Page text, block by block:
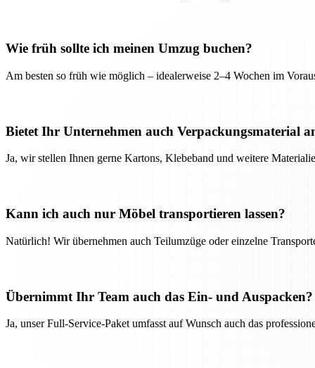
Wie früh sollte ich meinen Umzug buchen?
Am besten so früh wie möglich – idealerweise 2–4 Wochen im
Bietet Ihr Unternehmen auch Verpackungsmaterial
Ja, wir stellen Ihnen gerne Kartons, Klebeband und weitere
Kann ich auch nur Möbel transportieren lassen?
Natürlich! Wir übernehmen auch Teilumzüge oder einzelne
Übernimmt Ihr Team auch das Ein- und Auspacken?
Ja, unser Full-Service-Paket umfasst auf Wunsch auch das